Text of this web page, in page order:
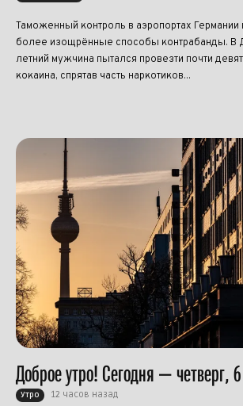
Таможенный контроль в аэропортах Германии
более изощрённые способы контрабанды.
летний мужчина пытался провезти почти
кокаина, спрятав часть наркотиков...
Доброе утро! Сегодня — четверг, 6
Утро 12 часов назад